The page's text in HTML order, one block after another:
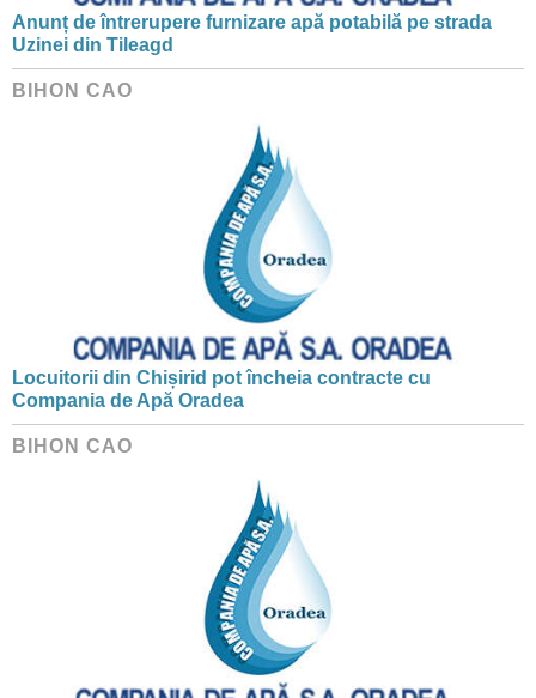
Anunț de întrerupere furnizare apă potabilă pe strada
Uzinei din Tileagd
BIHON CAO
Locuitorii din Chișirid pot încheia contracte cu
Compania de Apă Oradea
BIHON CAO